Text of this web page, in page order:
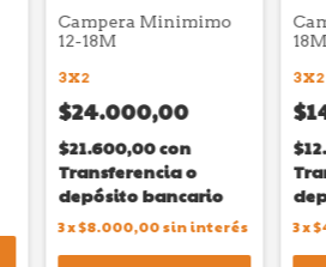
Campera Minimimo
12-18M
3X2
$24.000,00
$21.600,00con
Transferencia o
depósito bancario
3x$8.000,00sin interés
3X2
3x